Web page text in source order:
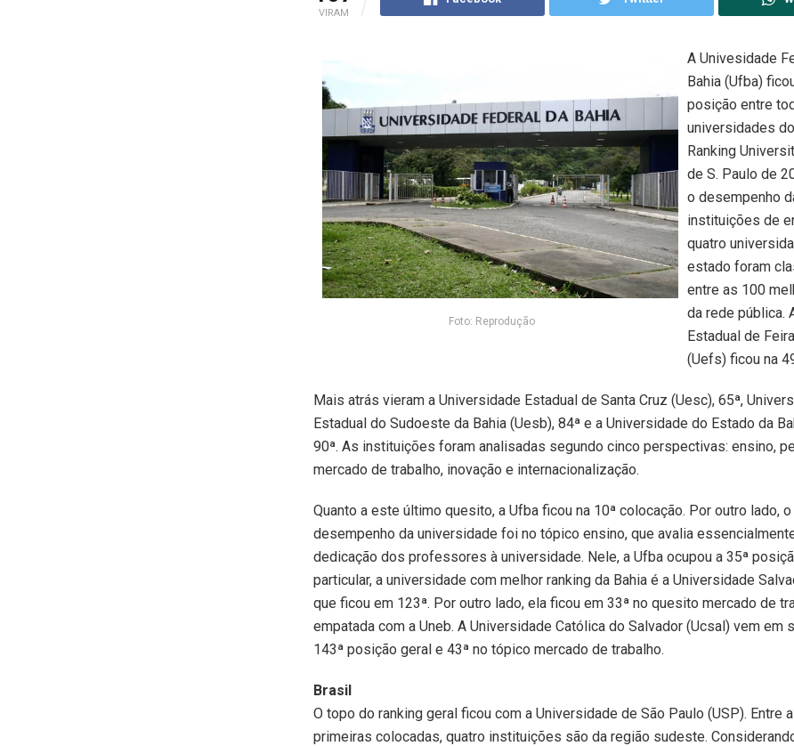
VIRAM
Foto: Reprodução
A Univesidade
Bahia (Ufba)
posição entre
universidades
Ranking
de S. Paulo de
o desempenho
instituições de
quatro
estado foram
entre as 100
da rede pública.
Estadual de
(Uefs) ficou na
Mais atrás vieram a Universidade Estadual de Santa Cruz (Uesc), 65ª,
Estadual do Sudoeste da Bahia (Uesb), 84ª e a Universidade do Estado da
90ª. As instituições foram analisadas segundo cinco perspectivas: ensino,
mercado de trabalho, inovação e internacionalização.
Quanto a este último quesito, a Ufba ficou na 10ª colocação. Por outro lado,
desempenho da universidade foi no tópico ensino, que avalia
dedicação dos professores à universidade. Nele, a Ufba ocupou a 35ª
particular, a universidade com melhor ranking da Bahia é a Universidade
que ficou em 123ª. Por outro lado, ela ficou em 33ª no quesito mercado de
empatada com a Uneb. A Universidade Católica do Salvador (Ucsal) vem em
143ª posição geral e 43ª no tópico mercado de trabalho.
Brasil
O topo do ranking geral ficou com a Universidade de São Paulo (USP). Entre
primeiras colocadas, quatro instituições são da região sudeste.